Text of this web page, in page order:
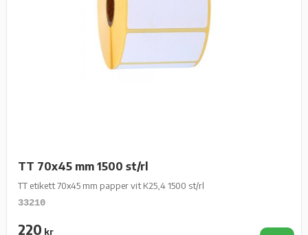
TT 70x45 mm 1500 st/rl
TT etikett 70x45 mm papper vit K25,4 1500 st/rl
33210
220 kr